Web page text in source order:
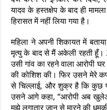
यादव के हस्तक्षेप के बाद ही
हिरासत में नहीं लिया गया है।
महिला ने अपनी शिकायत में
मृत्यु के बाद से मैं अकेली रहती
उसी गांव का रहने वाला आरोपी
की कोशिश की। फिर उसने मेरे
से चिल्लाई, और शुक्र है कि कुछ
उसने आगे कहा, “आरोपी अब
मुझे लगातार जान से मारने की